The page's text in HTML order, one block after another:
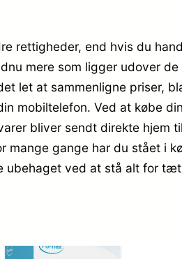
rettigheder, end hvis du
mere som ligger udover
let at sammenligne priser,
mobiltelefon. Ved at købe
bliver sendt direkte hjem
gange har du stået i
ubehaget ved at stå alt for